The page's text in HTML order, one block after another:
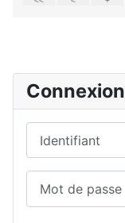
Connexion